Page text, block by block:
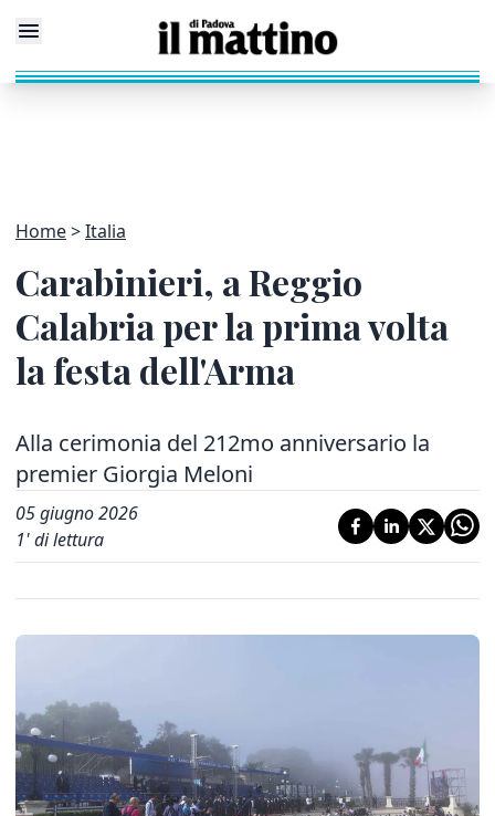
Home Italia
Carabinieri, a Reggio
Calabria per la prima volta
la festa dell'Arma
Alla cerimonia del 212mo anniversario la
premier Giorgia Meloni
05 giugno 2026
1' di lettura